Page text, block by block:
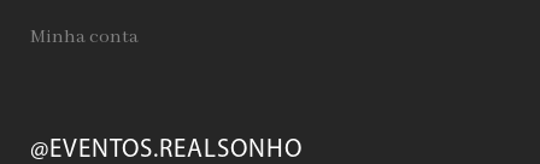
Minha conta
@EVENTOS.REALSONHO